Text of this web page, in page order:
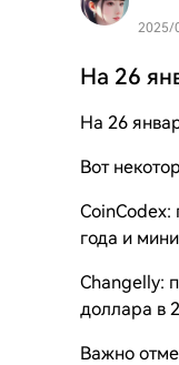
2025/
На 26
На 26
Вот
CoinCodex:
года и
Changelly:
доллара в
Важно